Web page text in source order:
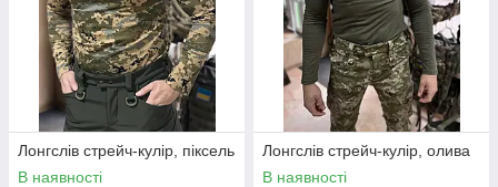
Лонгслів стрейч-кулір, піксель
В наявності
Лонгслів стрейч-кулір, олива
В наявності